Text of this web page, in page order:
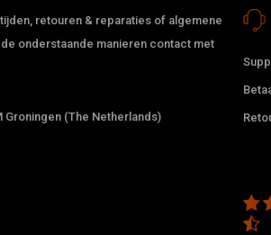
retouren & reparaties of algemene
onderstaande manieren contact met
Groningen (The Netherlands)